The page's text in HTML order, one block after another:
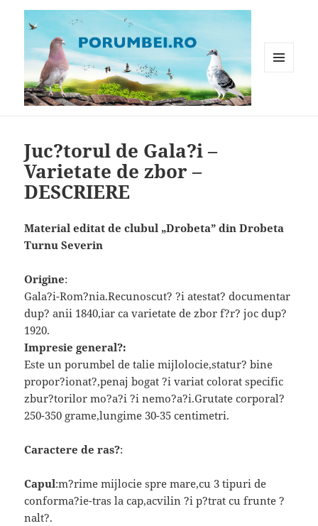
Juc?torul de Gala?i –
Varietate de zbor –
DESCRIERE
Material editat de clubul „Drobeta” din Drobeta
Turnu Severin
Origine:
Gala?i-Rom?nia.Recunoscut? ?i atestat? documentar
dup? anii 1840,iar ca varietate de zbor f?r? joc dup?
1920.
Impresie general?:
Este un porumbel de talie mijlolocie,statur? bine
propor?ionat?,penaj bogat ?i variat colorat specific
zbur?torilor mo?a?i ?i nemo?a?i.Grutate corporal?
250-350 grame,lungime 30-35 centimetri.
Caractere de ras?:
Capul:m?rime mijlocie spre mare,cu 3 tipuri de
conforma?ie-tras la cap,acvilin ?i p?trat cu frunte ?
nalt?.